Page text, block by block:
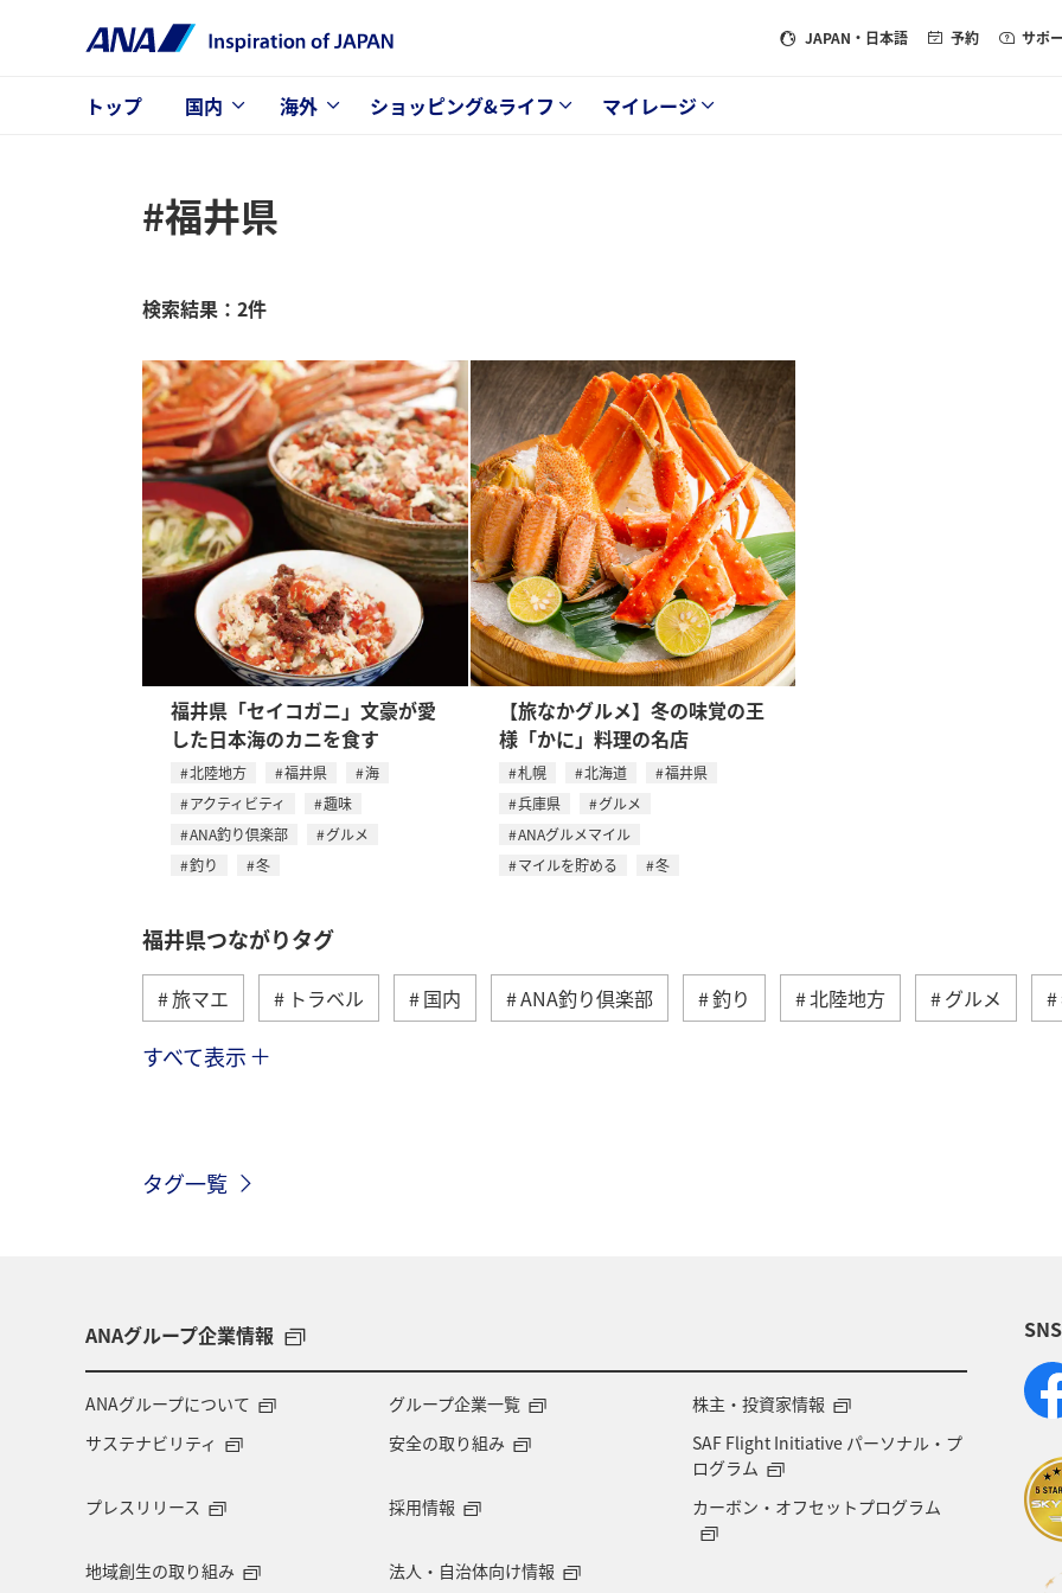
JAPAN ・日本語 予約 サポ
トップ 国内 海外 ショッピング&ライフ マイレージ
#福井県
検索結果：2件
福井県「セイコガニ」文豪が愛
した日本海のカニを食す
北陸地方 福井県
海
アクティビティ
趣味
ANA釣り倶楽部
グルメ
釣り
冬
【旅なかグルメ】冬の味覚の王
様「かに」料理の名店
札幌 北海道
福井県
兵庫県
グルメ
ANAグルメマイル
マイルを貯める
冬
福井県つながりタグ
旅マエ トラベル 国内 ANA釣り倶楽部 釣り 北陸地方 グルメ
湖 宮城県
すべて表示
タグ一覧
ANAグループ企業情報
ANAグループについて グループ企業一覧
株主・投資家情報
サステナビリティ
安全の取り組み
SAF Flight Initiative パーソナル・プ
ログラム
プレスリリース
採用情報 カーボン・オフセットプログラム
地域創生の取り組み 法人・自治体向け情報